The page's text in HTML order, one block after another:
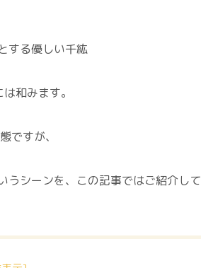
する優しい千紘
和みます。
ですが、
うシーンを、この記事ではご紹介して